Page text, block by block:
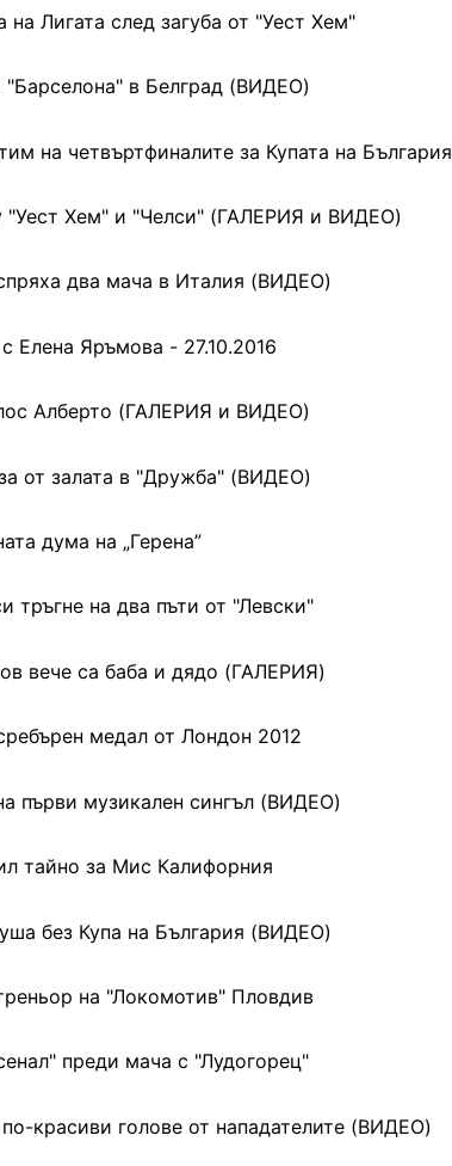
на Лигата след загуба от "Уест Хем"
"Барселона" в Белград (ВИДЕО)
на четвъртфиналите за Купата на България
"Уест Хем" и "Челси" (ГАЛЕРИЯ и ВИДЕО)
два мача в Италия (ВИДЕО)
Елена Яръмова - 27.10.2016
Алберто (ГАЛЕРИЯ и ВИДЕО)
от залата в "Дружба" (ВИДЕО)
дума на „Герена”
тръгне на два пъти от "Левски"
вече са баба и дядо (ГАЛЕРИЯ)
медал от Лондон 2012
първи музикален сингъл (ВИДЕО)
тайно за Мис Калифорния
без Купа на България (ВИДЕО)
на "Локомотив" Пловдив
преди мача с "Лудогорец"
красиви голове от нападателите (ВИДЕО)